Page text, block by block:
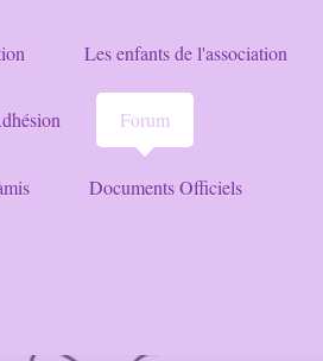
Les enfants de l'association
Forum
Documents Officiels